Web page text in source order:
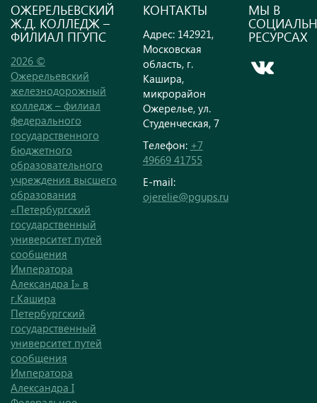
ОЖЕРЕЛЬЕВСКИЙ
Ж.Д. КОЛЛЕДЖ –
ФИЛИАЛ ПГУПС
2026 ©
Ожерельевский
железнодорожный
колледж – филиал
федерального
государственного
бюджетного
образовательного
учреждения высшего
образования
«Петербургский
государственный
университет путей
сообщения
Императора
Александра I» в
г.Кашира
Петербургский
государственный
университет путей
сообщения
Императора
Александра I
КОНТАКТЫ
Адрес: 142921,
Московская
область, г.
Кашира,
микрорайон
Ожерелье, ул.
Студенческая, 7
Телефон: +7
49669 41755
E-mail:
ojerelie@pgups.ru
МЫ В
РЕСУРСАХ